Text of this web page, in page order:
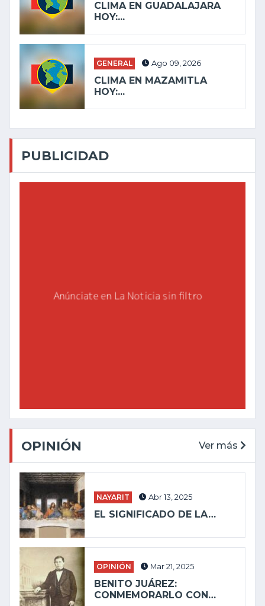
CLIMA EN GUADALAJARA
HOY:...
GENERAL Ago 09, 2026
CLIMA EN MAZAMITLA
HOY:...
PUBLICIDAD
OPINIÓN Ver más
NAYARIT Abr 13, 2025
EL SIGNIFICADO DE LA…
OPINIÓN Mar 21, 2025
BENITO JUÁREZ:
CONMEMORARLO CON…